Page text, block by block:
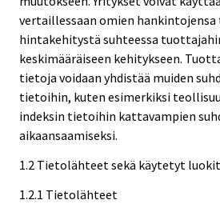
vertaillessaan omien hankintojensa
hintakehitystä suhteessa
keskimääräiseen kehitykseen.
tietoja voidaan yhdistää muiden
tietoihin, kuten esimerkiksi
indeksin tietoihin kattavampien
aikaansaamiseksi.
1.2 Tietolähteet sekä käytetyt
1.2.1 Tietolähteet